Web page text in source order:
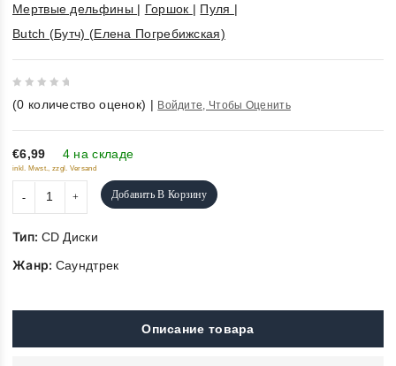
Мертвые дельфины | Горшок | Пуля |
Butch (Бутч) (Елена Погребижская)
out
of
5
(0 количество оценок) | Войдите, Чтобы Оценить
€6,99 4 на складе
inkl. Mwst., zzgl. Versand
Добавить В Корзину
Тип: CD Диски
Жанр: Саундтрек
Описание товара